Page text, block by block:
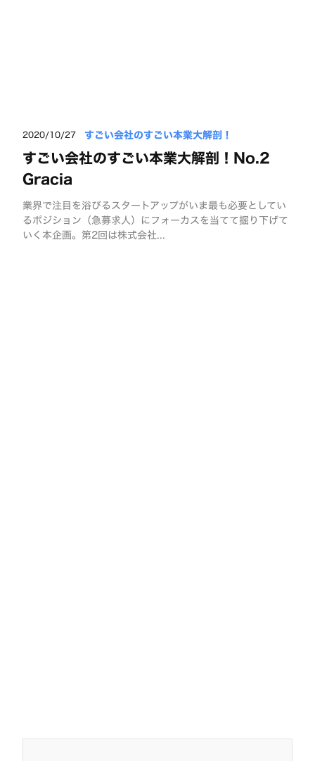
2020/10/27 すごい会社のすごい本業大解剖！
すごい会社のすごい本業大解剖！No.2
Gracia
業界で注目を浴びるスタートアップがいま最も必要としてい
るポジション（急募求人）にフォーカスを当てて掘り下げて
いく本企画。第2回は株式会社...